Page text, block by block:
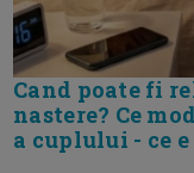
Cand poate fi
nastere? Ce
a cuplului - ce